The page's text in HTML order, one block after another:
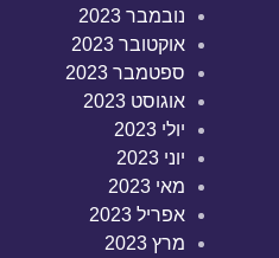
נובמבר 2023
אוקטובר 2023
ספטמבר 2023
אוגוסט 2023
יולי 2023
יוני 2023
מאי 2023
אפריל 2023
מרץ 2023